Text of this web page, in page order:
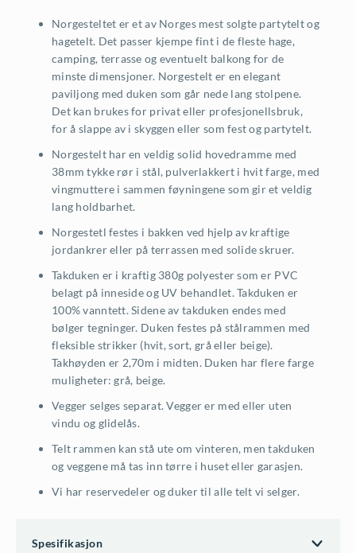
Norgesteltet er et av Norges mest solgte partytelt og
hagetelt. Det passer kjempe fint i de fleste hage,
camping, terrasse og eventuelt balkong for de
minste dimensjoner. Norgestelt er en elegant
paviljong med duken som går nede lang stolpene.
Det kan brukes for privat eller profesjonellsbruk,
for å slappe av i skyggen eller som fest og partytelt.
Norgestelt har en veldig solid hovedramme med
38mm tykke rør i stål, pulverlakkert i hvit farge, med
vingmuttere i sammen føyningene som gir et veldig
lang holdbarhet.
Norgestetl festes i bakken ved hjelp av kraftige
jordankrer eller på terrassen med solide skruer.
Takduken er i kraftig 380g polyester som er PVC
belagt på inneside og UV behandlet. Takduken er
100% vanntett. Sidene av takduken endes med
bølger tegninger. Duken festes på stålrammen med
fleksible strikker (hvit, sort, grå eller beige).
Takhøyden er 2,70m i midten. Duken har flere farge
muligheter: grå, beige.
Vegger selges separat. Vegger er med eller uten
vindu og glidelås.
Telt rammen kan stå ute om vinteren, men takduken
og veggene må tas inn tørre i huset eller garasjen.
Vi har reservedeler og duker til alle telt vi selger.
Spesifikasjon